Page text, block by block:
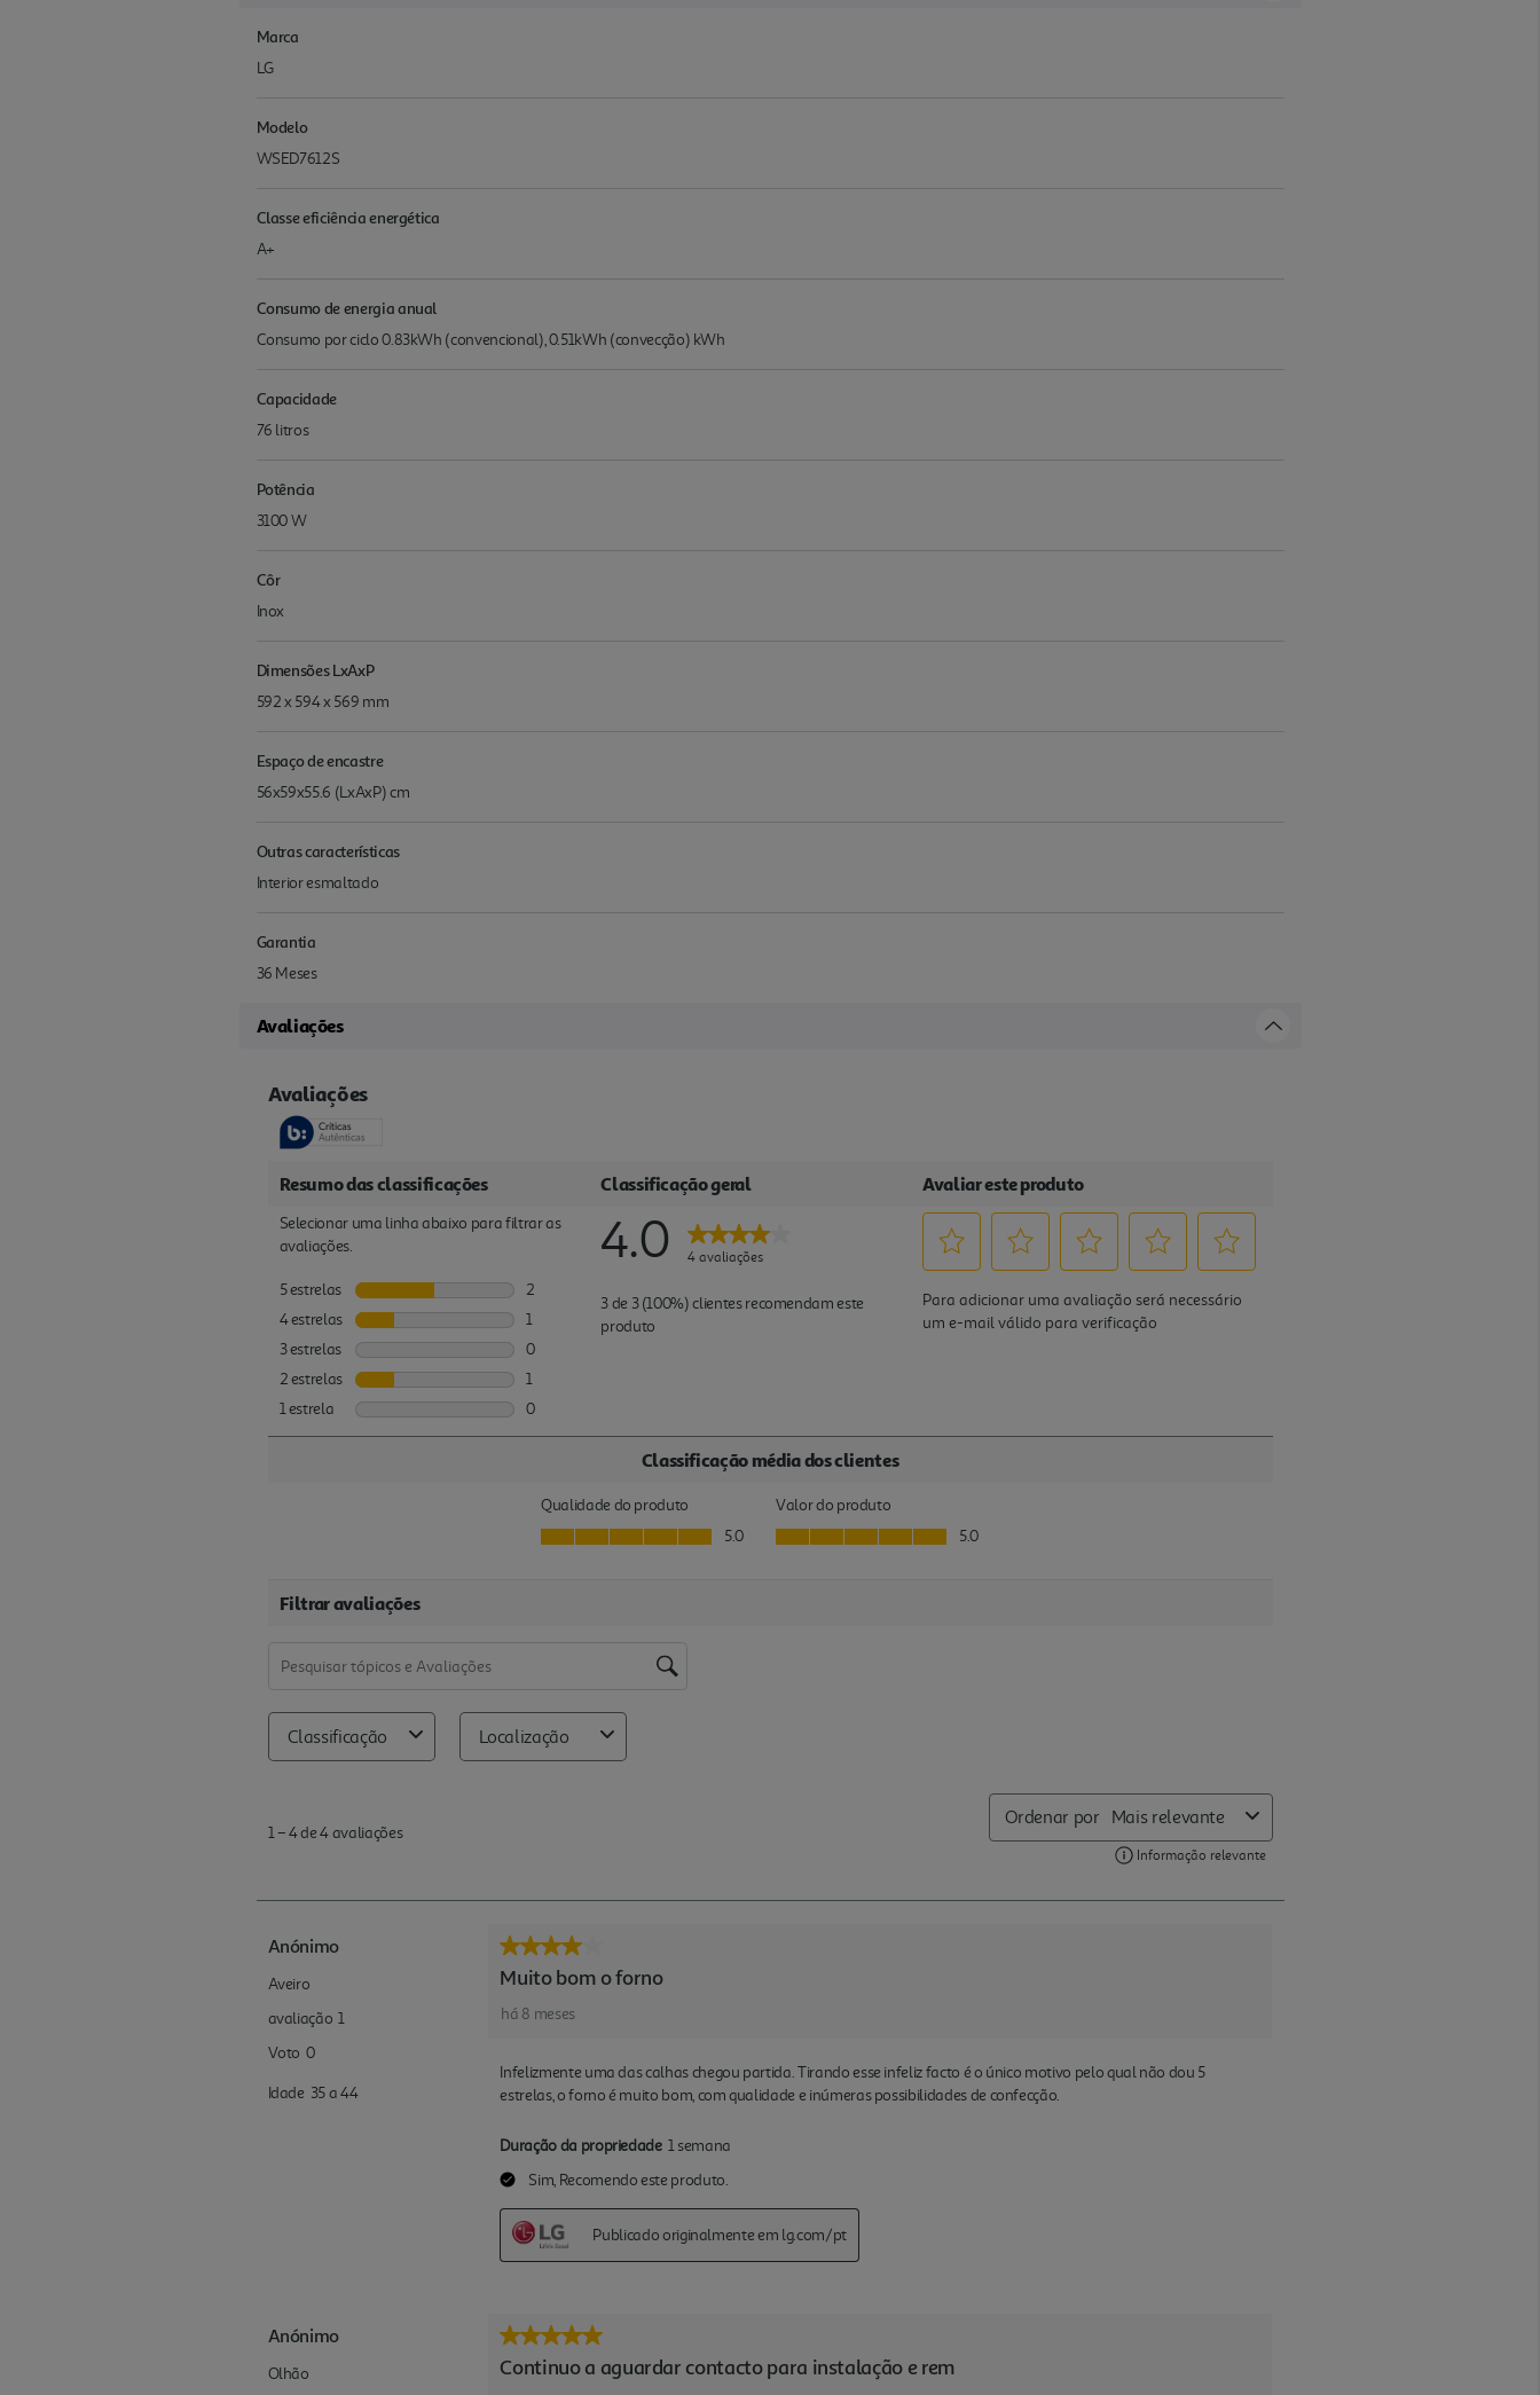
Marca
LG
Modelo
WSED7612S
Classe eficiência energética
A+
Consumo de energia anual
Consumo por ciclo 0.83kWh (convencional), 0.51kWh (convecção) kWh
Capacidade
76 litros
Potência
3100 W
Côr
Inox
Dimensões LxAxP
592 x 594 x 569 mm
Espaço de encastre
56x59x55.6 (LxAxP) cm
Outras características
Interior esmaltado
Garantia
36 Meses
Avaliações